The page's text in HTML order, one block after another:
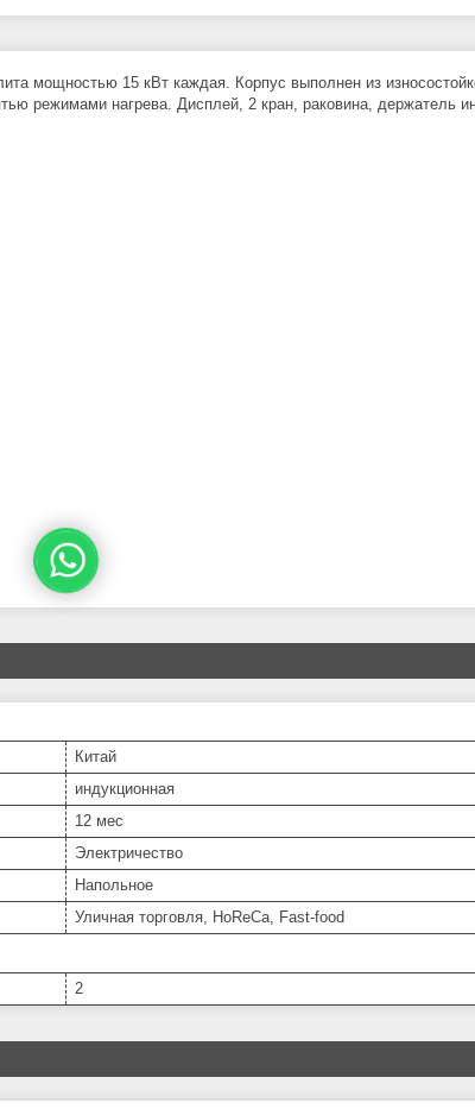
мощностью 15 кВт каждая. Корпус выполнен из
режимами нагрева. Дисплей, 2 кран, раковина, держатель
Китай
индукционная
12 мес
Электричество
Напольное
Уличная торговля, HoReCa, Fast-food
2